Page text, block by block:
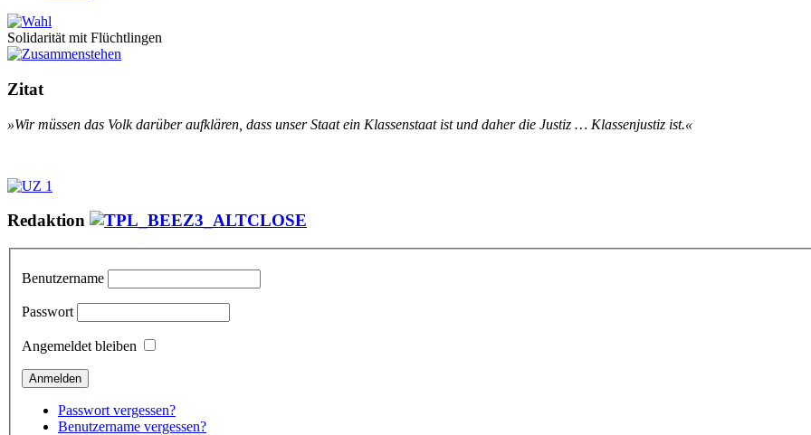
Solidarität mit Flüchtlingen
Zitat
»Wir müs­sen das Volk dar­über auf­klär­en, dass un­ser Staat ein Klas­sen­staat ist und da­her die Jus­tiz … Klas­sen­jus­tiz ist.«
Redaktion
Benutzername
Passwort
Angemeldet bleiben
Passwort vergessen?
Benutzername vergessen?